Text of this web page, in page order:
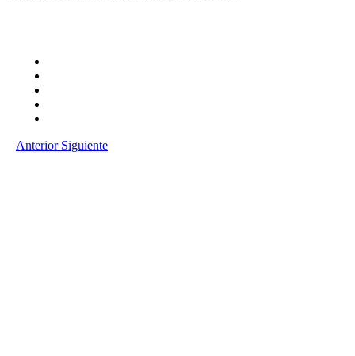
Anterior Siguiente